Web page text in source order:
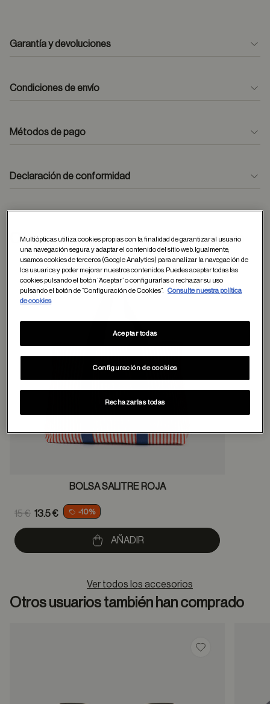
Garantía y devoluciones
Condiciones de envío
Métodos de pago
Declaración de conformidad
Otros usuarios tambien han comprado
Guardar en
BOLSA SALITRE ROJA
Price reduced from
15 €
to
13.5 € -10%
AÑADIR
Ver todos los accesorios
Otros usuarios también han comprado
Guardar en
Multiópticas utiliza cookies propias con la finalidad de garantizar al usuario
una navegación segura y adaptar el contenido del sitio web. Igualmente,
usamos cookies de terceros (Google Analytics) para analizar la navegación de
los usuarios y poder mejorar nuestros contenidos. Puedes aceptar todas las
cookies pulsando el botón “Aceptar” o configurarlas o rechazar su uso
pulsando el botón de “Configuración de Cookies”.
Consulte nuestra política
de cookies
Configuración de cookies
Rechazarlas todas
Aceptar todas